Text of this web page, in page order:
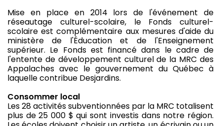
Mise en place en 2014 lors de l'événement de
réseautage culturel-scolaire, le Fonds culturel-
scolaire est complémentaire aux mesures d'aide du
ministère de l'Éducation et de l'Enseignement
supérieur. Le Fonds est financé dans le cadre de
l'entente de développement culturel de la MRC des
Appalaches avec le gouvernement du Québec à
laquelle contribue Desjardins.
Consommer local
Les 28 activités subventionnées par la MRC totalisent
plus de 25 000 $ qui sont investis dans notre région.